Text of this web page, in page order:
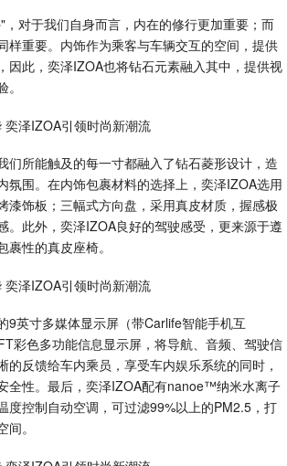
，对于我们自身而言，内在的修行更加重要；而
样重要。内饰作为乘客与车辆交互的空间，提供
因此，奕泽IZOA也将钻石元素融入其中，提供视
们所能触及的每一寸都融入了钻石菱形设计，造
氛围。在内饰包裹材料的选择上，奕泽IZOA选用
漆饰板；三幅式方向盘，采用真皮材质，握感极
。此外，奕泽IZOA良好的驾驶感受，更来源于遵
性的真皮座椅。
9英寸多媒体显示屏（带Carlife智能手机互
彩色多功能信息显示屏，将导航、音频、驾驶信
的反馈给车内乘员，享受车内娱乐系统的同时，
全性。最后，奕泽IZOA配有nanoe™纳米水离子
度控制自动空调，可过滤99%以上的PM2.5，打
。